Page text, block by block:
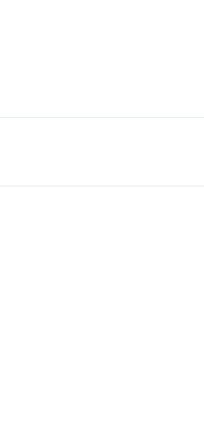
含以上)免運費